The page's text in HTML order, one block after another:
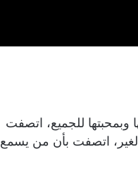
وبمحبتها للجميع، اتصفت
الغير، اتصفت بأن من يسمع